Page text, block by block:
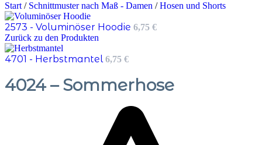
Start/ Schnittmuster nach Maß - Damen / Hosen und Shorts
2573 - Voluminöser Hoodie 6,75 €
Zurück zu den Produkten
4701 - Herbstmantel6,75 €
4024 – Sommerhose